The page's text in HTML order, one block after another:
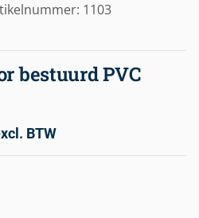
1103
bestuurd PVC
BTW